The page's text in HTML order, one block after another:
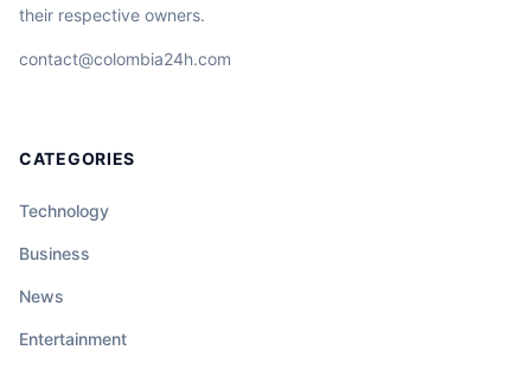
their respective owners.
contact@colombia24h.com
CATEGORIES
Technology
Business
News
Entertainment